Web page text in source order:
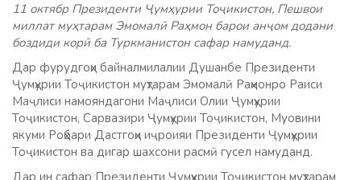
11 октябр Президенти Ҷумҳурии Тоҷикистон, Пешвои
миллат муҳтарам Эмомалӣ Раҳмон барои анҷом додани
боздиди корӣ ба Туркманистон сафар намуданд.
Дар фурудгоҳи байналмилалии Душанбе Президенти
Ҷумҳурии Тоҷикистон муҳтарам Эмомалӣ Раҳмонро Раиси
Маҷлиси намояндагони Маҷлиси Олии Ҷумҳурии
Тоҷикистон, Сарвазири Ҷумҳурии Тоҷикистон, Муовини
якуми Роҳбари Дастгоҳи иҷроияи Президенти Ҷумҳурии
Тоҷикистон ва дигар шахсони расмӣ гусел намуданд.